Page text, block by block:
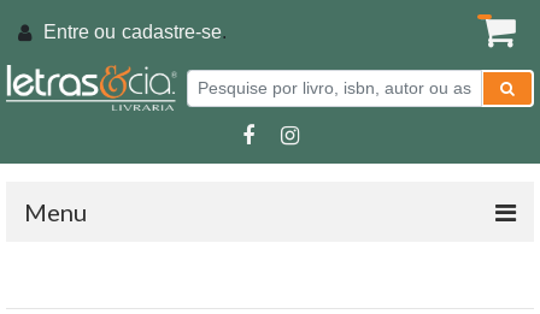
Entre ou cadastre-se.
Menu